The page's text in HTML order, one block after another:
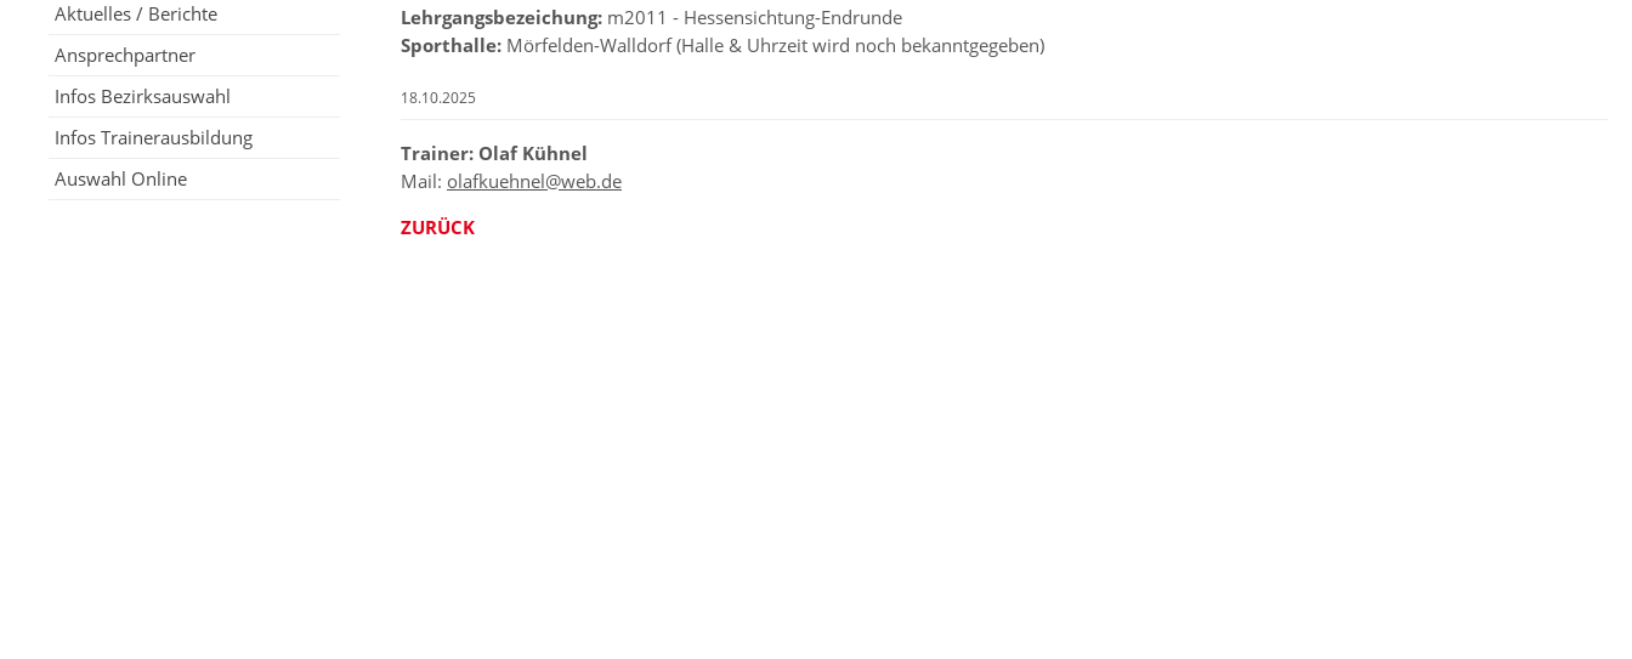
Aktuelles / Berichte
Ansprechpartner
Infos Bezirksauswahl
Infos Trainerausbildung
Auswahl Online
Lehrgangsbezeichung: m2011 - Hessensichtung-Endrunde
Sporthalle: Mörfelden-Walldorf (Halle & Uhrzeit wird noch bekanntgegeben)
18.10.2025
Trainer: Olaf Kühnel
Mail: olafkuehnel@web.de
ZURÜCK